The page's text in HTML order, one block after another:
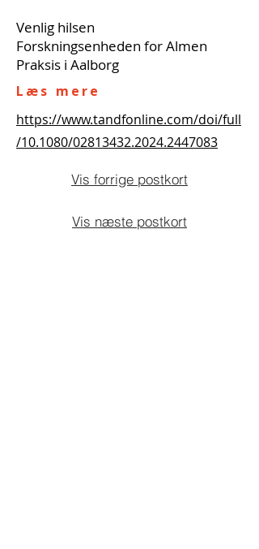
Venlig hilsen
Forskningsenheden for Almen
Praksis i Aalborg
Læs mere
https://www.tandfonline.com/doi/full
/10.1080/02813432.2024.2447083
Vis forrige postkort
Vis næste postkort